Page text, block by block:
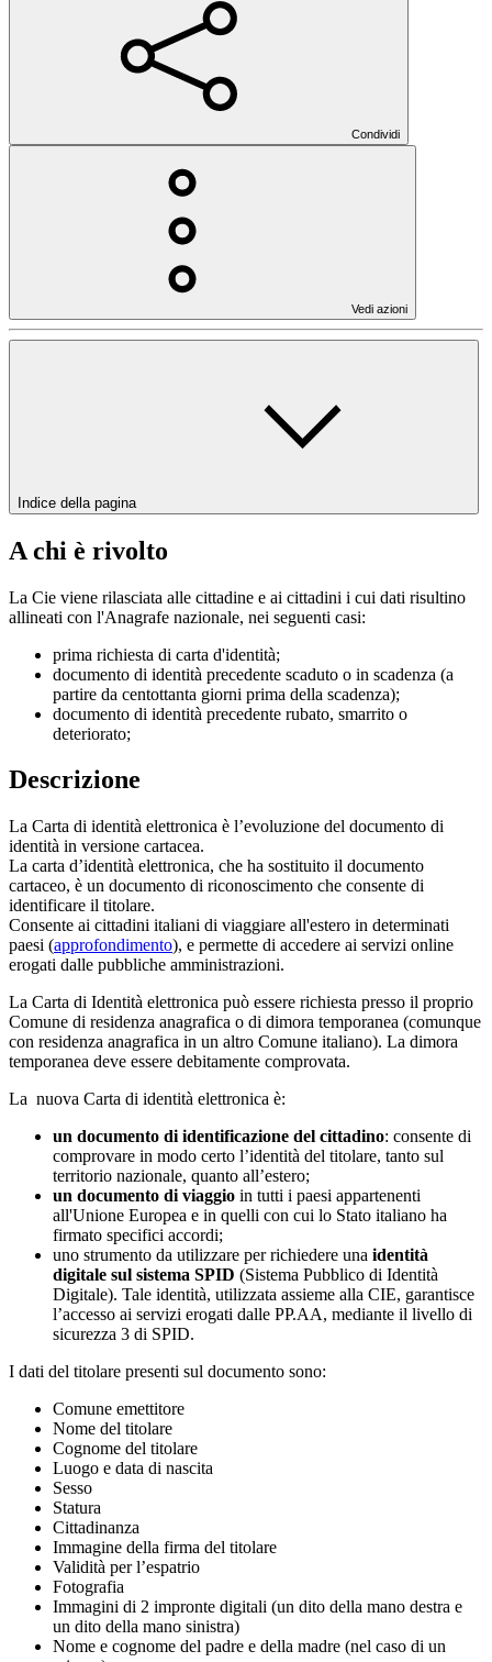
Condividi
Vedi azioni
Indice della pagina
A chi è rivolto
La Cie viene rilasciata alle cittadine e ai cittadini i cui dati risultino
allineati con l'Anagrafe nazionale, nei seguenti casi:
prima richiesta di carta d'identità;
documento di identità precedente scaduto o in scadenza (a
partire da centottanta giorni prima della scadenza);
documento di identità precedente rubato, smarrito o
deteriorato;
Descrizione
La Carta di identità elettronica è l’evoluzione del documento di
identità in versione cartacea.
La carta d’identità elettronica, che ha sostituito il documento
cartaceo, è un documento di riconoscimento che consente di
identificare il titolare.
Consente ai cittadini italiani di viaggiare all'estero in determinati
paesi (approfondimento), e permette di accedere ai servizi online
erogati dalle pubbliche amministrazioni.
La Carta di Identità elettronica può essere richiesta presso il proprio
Comune di residenza anagrafica o di dimora temporanea (comunque
con residenza anagrafica in un altro Comune italiano). La dimora
temporanea deve essere debitamente comprovata.
La nuova Carta di identità elettronica è:
un documento di identificazione del cittadino: consente di
comprovare in modo certo l’identità del titolare, tanto sul
territorio nazionale, quanto all’estero;
un documento di viaggio in tutti i paesi appartenenti
all'Unione Europea e in quelli con cui lo Stato italiano ha
firmato specifici accordi;
uno strumento da utilizzare per richiedere una identità
digitale sul sistema SPID (Sistema Pubblico di Identità
Digitale). Tale identità, utilizzata assieme alla CIE, garantisce
l’accesso ai servizi erogati dalle PP.AA, mediante il livello di
sicurezza 3 di SPID.
I dati del titolare presenti sul documento sono:
Comune emettitore
Nome del titolare
Cognome del titolare
Luogo e data di nascita
Sesso
Statura
Cittadinanza
Immagine della firma del titolare
Validità per l’espatrio
Fotografia
Immagini di 2 impronte digitali (un dito della mano destra e
un dito della mano sinistra)
Nome e cognome del padre e della madre (nel caso di un